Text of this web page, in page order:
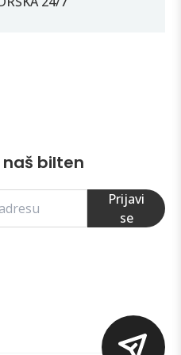
bilten
Prijavi
se